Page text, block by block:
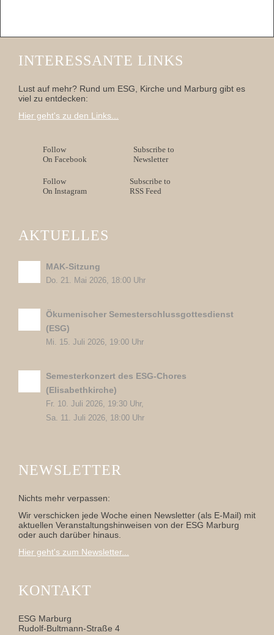
INTERESSANTE LINKS
Lust auf mehr? Rund um ESG, Kirche und Marburg gibt es
viel zu entdecken:
Hier geht's zu den Links...
Follow
On Facebook
Subscribe to
Newsletter
Follow
On Instagram
Subscribe to
RSS Feed
AKTUELLES
MAK-Sitzung
Do. 21. Mai 2026, 18:00 Uhr
Ökumenischer Semesterschlussgottesdienst
(ESG)
Mi. 15. Juli 2026, 19:00 Uhr
Semesterkonzert des ESG-Chores
(Elisabethkirche)
Fr. 10. Juli 2026, 19:30 Uhr,
Sa. 11. Juli 2026, 18:00 Uhr
NEWSLETTER
Nichts mehr verpassen:
Wir verschicken jede Woche einen Newsletter (als E-Mail) mit
aktuellen Veranstaltungshinweisen von der ESG Marburg
oder auch darüber hinaus.
Hier geht's zum Newsletter...
KONTAKT
ESG Marburg
Rudolf-Bultmann-Straße 4